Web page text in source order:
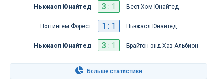
Ньюкасл Юнайтед 3 : 1 Вест Хэм Юнайтед
Ноттингем Форест 1 : 1 Ньюкасл Юнайтед
Ньюкасл Юнайтед 3 : 1 Брайтон энд Хав Альбион
Больше статистики